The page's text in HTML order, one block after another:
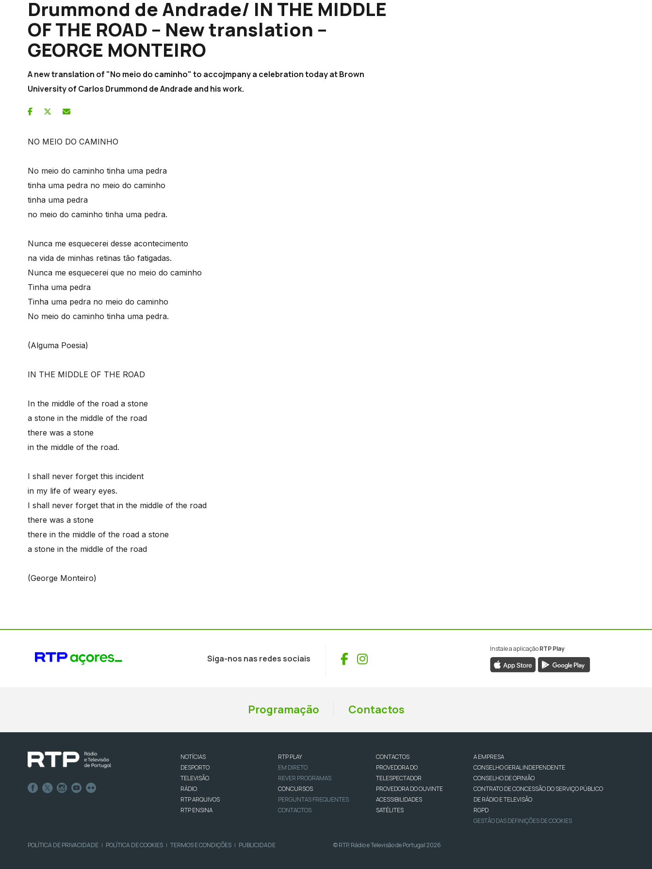
Drummond de Andrade/ IN THE MIDDLE
OF THE ROAD – New translation –
GEORGE MONTEIRO
A new translation of "No meio do caminho" to accojmpany a celebration today at Brown
University of Carlos Drummond de Andrade and his work.
NO MEIO DO CAMINHO
No meio do caminho tinha uma pedra
tinha uma pedra no meio do caminho
tinha uma pedra
no meio do caminho tinha uma pedra.
Nunca me esquecerei desse acontecimento
na vida de minhas retinas tão fatigadas.
Nunca me esquecerei que no meio do caminho
Tinha uma pedra
Tinha uma pedra no meio do caminho
No meio do caminho tinha uma pedra.
(Alguma Poesia)
IN THE MIDDLE OF THE ROAD
In the middle of the road a stone
a stone in the middle of the road
there was a stone
in the middle of the road.
I shall never forget this incident
in my life of weary eyes.
I shall never forget that in the middle of the road
there was a stone
there in the middle of the road a stone
a stone in the middle of the road
(George Monteiro)
Siga-nos nas redes sociais Facebook
Instagram
Instale a aplicaçãoRTP Play
Programação Contactos
NOTÍCIAS
DESPORTO
TELEVISÃO
RÁDIO
RTP ARQUIVOS
RTP ENSINA
RTP PLAY
EM DIRETO
REVER PROGRAMAS
CONCURSOS
PERGUNTAS FREQUENTES
CONTACTOS
CONTACTOS
PROVEDORA DO
TELESPECTADOR
PROVEDORA DO OUVINTE
ACESSIBILIDADES
SATÉLITES
A EMPRESA
CONSELHO GERAL INDEPENDENTE
CONSELHO DE OPINIÃO
CONTRATO DE CONCESSÃO DO SERVIÇO PÚBLICO
DE RÁDIO E TELEVISÃO
RGPD
GESTÃO DAS DEFINIÇÕES DE COOKIES
POLÍTICA DE PRIVACIDADE | POLÍTICA DE COOKIES | TERMOS E CONDIÇÕES | PUBLICIDADE © RTP, Rádio e Televisão de Portugal 2026